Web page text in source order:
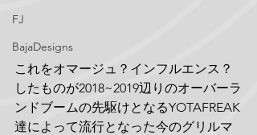
FJ
BajaDesigns
これをオマージュ？インフルエンス？
したものが2018~2019辺りのオーバーラ
ンドブームの先駆けとなるYOTAFREAK
達によって流行となった今のグリルマ